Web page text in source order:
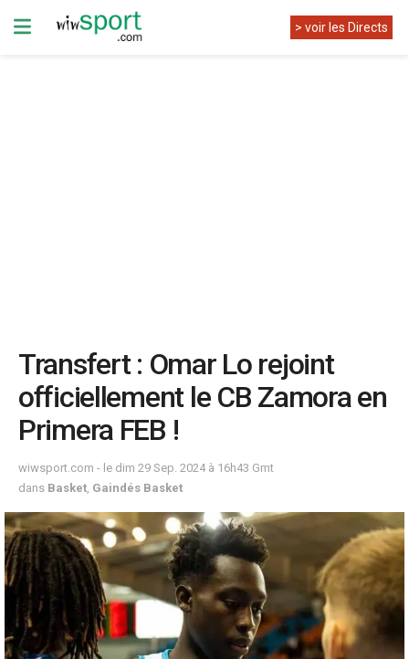
> voir les Directs
Transfert : Omar Lo rejoint
officiellement le CB Zamora en
Primera FEB !
wiwsport.com - le dim 29 Sep. 2024 à 16h43 Gmt
dans Basket Gaindés Basket